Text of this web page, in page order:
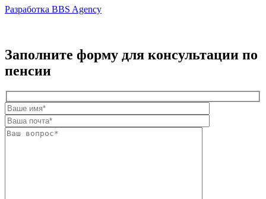
Разработка BBS Agency
Заполните форму для консультации по
пенсии